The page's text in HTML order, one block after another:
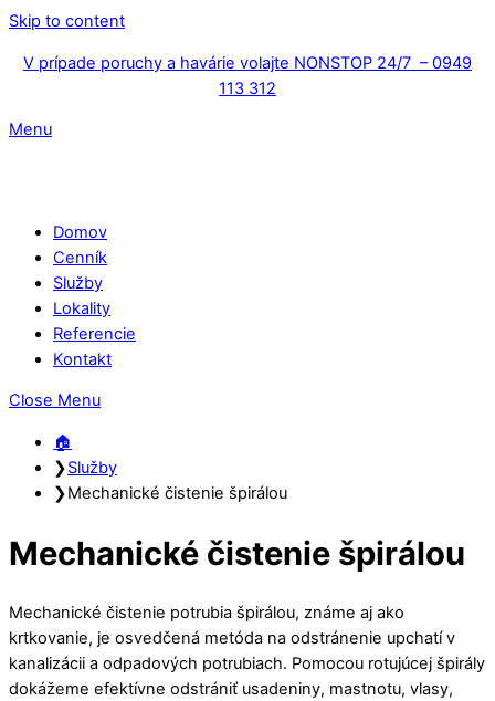
Skip to content
V prípade poruchy a havárie volajte NONSTOP 24/7 – 0949
113 312
Menu
Domov
Cenník
Služby
Lokality
Referencie
Kontakt
Close Menu
🏠︎
❯Služby
❯Mechanické čistenie špirálou
Mechanické čistenie špirálou
Mechanické čistenie potrubia špirálou, známe aj ako
krtkovanie, je osvedčená metóda na odstránenie upchatí v
kanalizácii a odpadových potrubiach. Pomocou rotujúcej špirály
dokážeme efektívne odstrániť usadeniny, mastnotu, vlasy,